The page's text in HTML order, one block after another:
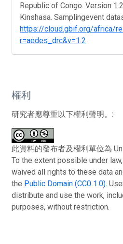
Republic of Congo. Version
Kinshasa. Samplingevent
https://cloud.gbif.org/africa/
r=aedes_drc&v=1.2
權利
研究者應尊重以下權利聲明。:
此資料的發布者及權利單位為
To the extent possible under
waived all rights to these data
the Public Domain (CC0 1.0).
distribute and use the work,
purposes, without restriction.